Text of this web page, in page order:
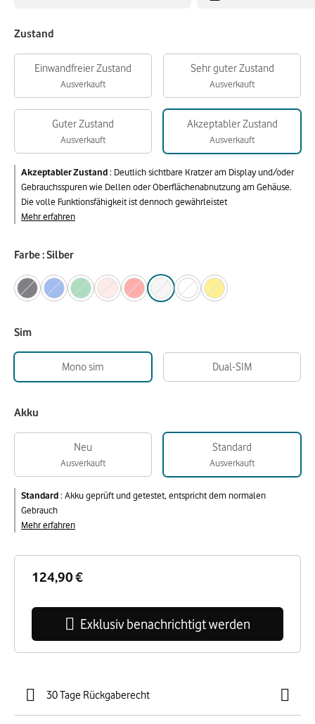
124,90 €
Exklusiv benachrichtigt werden
Zustand
Einwandfreier Zustand
Ausverkauft
Sehr guter Zustand
Ausverkauft
Guter Zustand
Ausverkauft
Akzeptabler Zustand
Ausverkauft
Akzeptabler Zustand: Deutlich sichtbare Kratzer am Display und/oder
Gebrauchsspuren wie Dellen oder Oberflächenabnutzung am Gehäuse.
Die volle Funktionsfähigkeit ist dennoch gewährleistet
Mehr erfahren
Farbe : Silber
Sim
Mono sim Dual-SIM
Akku
Neu
Ausverkauft
Standard
Ausverkauft
Standard: Akku geprüft und getestet, entspricht dem normalen
Gebrauch
Mehr erfahren
30 Tage Rückgaberecht